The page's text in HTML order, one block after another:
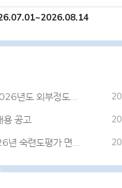
[평가시행안내] 2026년도 외부정도관리 평가 시행 안내
용 공고
[면제통보서] 2026년 숙련도평가 면제통보서 발급 안내